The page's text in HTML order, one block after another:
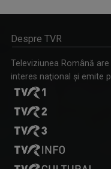
"La Porțile Orientului"
Despre TVR
Televiziunea Română
interes naţional şi emite